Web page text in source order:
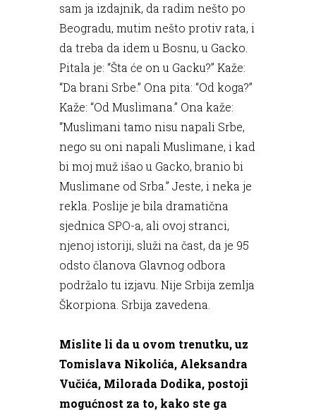
sam ja izdajnik, da radim nešto po
Beogradu, mutim nešto protiv rata, i
da treba da idem u Bosnu, u Gacko.
Pitala je: “Šta će on u Gacku?” Kaže:
“Da brani Srbe.” Ona pita: “Od koga?”
Kaže: “Od Muslimana.” Ona kaže:
“Muslimani tamo nisu napali Srbe,
nego su oni napali Muslimane, i kad
bi moj muž išao u Gacko, branio bi
Muslimane od Srba.” Jeste, i neka je
rekla. Poslije je bila dramatična
sjednica SPO-a, ali ovoj stranci,
njenoj istoriji, služi na čast, da je 95
odsto članova Glavnog odbora
podržalo tu izjavu. Nije Srbija zemlja
Škorpiona. Srbija zavedena.
Mislite li da u ovom trenutku, uz
Tomislava Nikolića, Aleksandra
Vučića, Milorada Dodika, postoji
mogućnost za to, kako ste ga